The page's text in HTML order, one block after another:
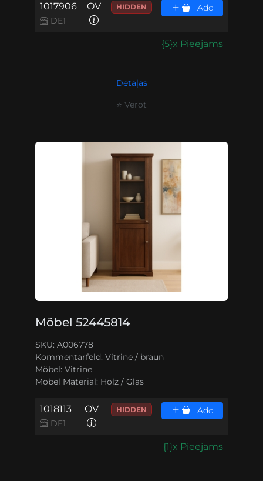
1017906
DE1
OV HIDDEN Add
{5}x Pieejams
Detaļas
⭐ Vērot
Möbel 52445814
SKU: A006778
Kommentarfeld: Vitrine / braun
Möbel: Vitrine
Möbel Material: Holz / Glas
1018113
DE1
OV HIDDEN Add
{1}x Pieejams